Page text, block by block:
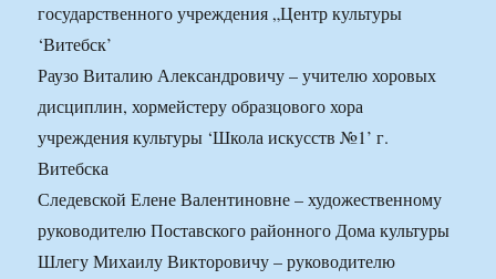
государственного учреждения „Центр культуры
‘Витебск’
Раузо Виталию Александровичу – учителю хоровых
дисциплин, хормейстеру образцового хора
учреждения культуры ‘Школа искусств №1’ г.
Витебска
Следевской Елене Валентиновне – художественному
руководителю Поставского районного Дома культуры
Шлегу Михаилу Викторовичу – руководителю